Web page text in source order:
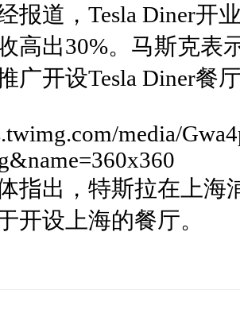
报道，Tesla Diner开
高出30%。马斯克表
广开设Tesla Diner餐
media/
指出，特斯拉在上海
开设上海的餐厅。